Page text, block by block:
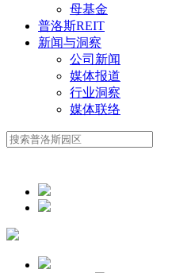
母基金
普洛斯REIT
新闻与洞察
公司新闻
媒体报道
行业洞察
媒体联络